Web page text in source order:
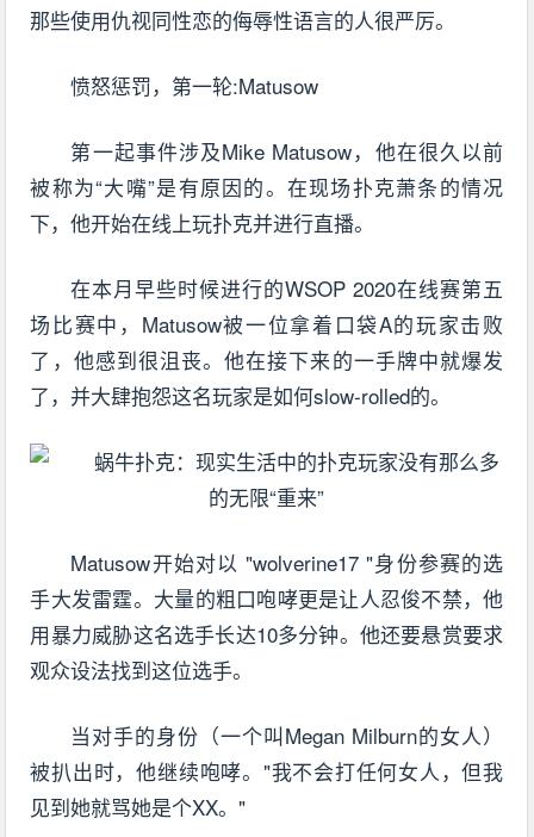
那些使用仇视同性恋的侮辱性语言的人很严厉。
愤怒惩罚，第一轮:Matusow
第一起事件涉及Mike Matusow，他在很久以前
被称为“大嘴”是有原因的。在现场扑克萧条的情况
下，他开始在线上玩扑克并进行直播。
在本月早些时候进行的WSOP 2020在线赛第五
场比赛中，Matusow被一位拿着口袋A的玩家击败
了，他感到很沮丧。他在接下来的一手牌中就爆发
了，并大肆抱怨这名玩家是如何slow-rolled的。
Matusow开始对以 "wolverine17 "身份参赛的选
手大发雷霆。大量的粗口咆哮更是让人忍俊不禁，他
用暴力威胁这名选手长达10多分钟。他还要悬赏要求
观众设法找到这位选手。
当对手的身份（一个叫Megan Milburn的女人）
被扒出时，他继续咆哮。"我不会打任何女人，但我
见到她就骂她是个XX。"